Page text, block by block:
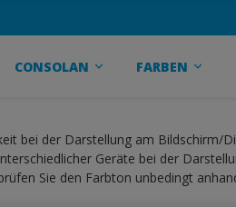
CONSOLAN FARBEN
bei der Darstellung am Bildschirm/
Geräte bei der
Sie den Farbton unbedingt